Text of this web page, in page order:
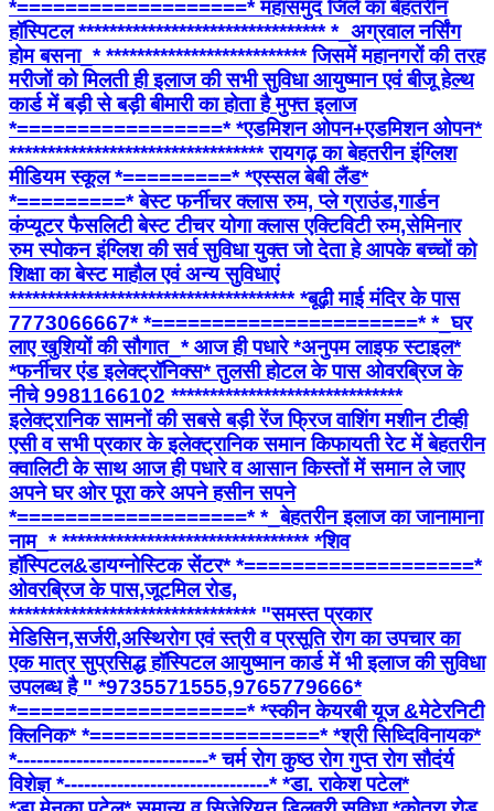
*===================* महासमुंद जिले का बेहतरीन
हॉस्पिटल ******************************** *_अग्रवाल नर्सिंग
होम बसना_* ************************** जिसमें महानगरों की तरह
मरीजों को मिलती ही इलाज की सभी सुविधा आयुष्मान एवं बीजू हेल्थ
कार्ड में बड़ी से बड़ी बीमारी का होता है मुफ्त इलाज
*=================* *एडमिशन ओपन+एडमिशन ओपन*
********************************* रायगढ़ का बेहतरीन इंग्लिश
मीडियम स्कूल *=========* *एस्सल बेबी लैंड*
*=========* बेस्ट फर्नीचर क्लास रुम, प्ले ग्राउंड,गार्डन
कंप्यूटर फैसलिटी बेस्ट टीचर योगा क्लास एक्टिविटी रुम,सेमिनार
रुम स्पोकन इंग्लिश की सर्व सुविधा युक्त जो देता हे आपके बच्चों को
शिक्षा का बेस्ट माहौल एवं अन्य सुविधाएं
************************************* *बूढ़ी माई मंदिर के पास
7773066667* *======================* *_घर
लाए खुशियों की सौगात_* आज ही पधारे *अनुपम लाइफ स्टाइल*
*फर्नीचर एंड इलेक्ट्रॉनिक्स* तुलसी होटल के पास ओवरब्रिज के
नीचे 9981166102 ******************************
इलेक्ट्रानिक सामनों की सबसे बड़ी रेंज फ्रिज वाशिंग मशीन टीव्ही
एसी व सभी प्रकार के इलेक्ट्रानिक समान किफायती रेट में बेहतरीन
क्वालिटी के साथ आज ही पधारे व आसान किस्तों में समान ले जाए
अपने घर ओर पूरा करे अपने हसीन सपने
*===================* *_बेहतरीन इलाज का जानामाना
नाम_* ******************************** *शिव
हॉस्पिटल&डायग्नोस्टिक सेंटर* *===================*
ओवरब्रिज के पास,जूटमिल रोड,
******************************** "समस्त प्रकार
मेडिसिन,सर्जरी,अस्थिरोग एवं स्त्री व प्रसूति रोग का उपचार का
एक मात्र सुप्रसिद्ध हॉस्पिटल आयुष्मान कार्ड में भी इलाज की सुविधा
उपलब्ध है " *9735571555,9765779666*
*===================* *स्कीन केयरबी यूज &मेटेरनिटी
क्लिनिक* *===================* *श्री सिध्दिविनायक*
*-----------------------------* चर्म रोग कुष्ठ रोग गुप्त रोग सौदंर्य
विशेज्ञ *-------------------------------* *डा. राकेश पटेल*